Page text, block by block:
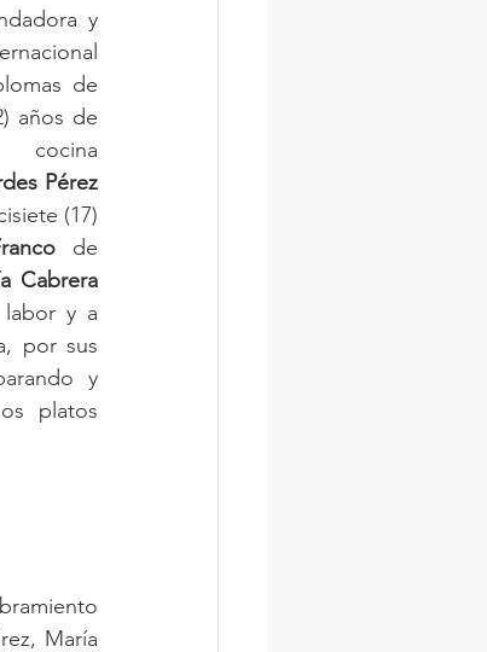
y
de
años de
cocina
Pérez
(17)
de
Cabrera
por sus
y
platos
María